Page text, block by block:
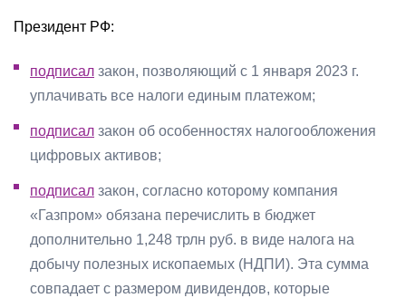
Президент РФ:
подписал закон, позволяющий с 1 января 2023 г.
уплачивать все налоги единым платежом;
подписал закон об особенностях налогообложения
цифровых активов;
подписал закон, согласно которому компания
«Газпром» обязана перечислить в бюджет
дополнительно 1,248 трлн руб. в виде налога на
добычу полезных ископаемых (НДПИ). Эта сумма
совпадает с размером дивидендов, которые